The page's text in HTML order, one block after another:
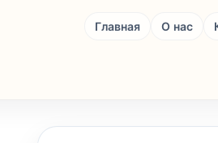
Главная О нас